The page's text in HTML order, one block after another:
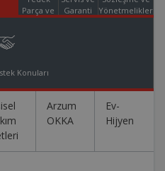
Parça ve
Garanti
Yönetmelikler
Konuları
Arzum
OKKA
Ev-
Hijyen